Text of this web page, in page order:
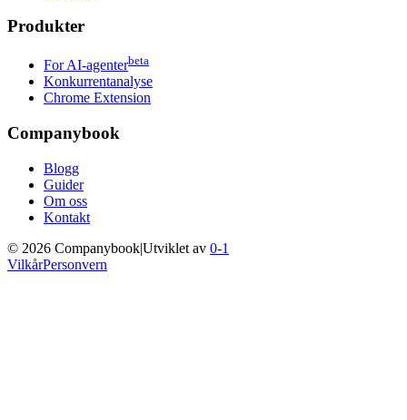
Produkter
For AI-agenterbeta
Konkurrentanalyse
Chrome Extension
Companybook
Blogg
Guider
Om oss
Kontakt
© 2026 Companybook|Utviklet av 0-1
VilkårPersonvern